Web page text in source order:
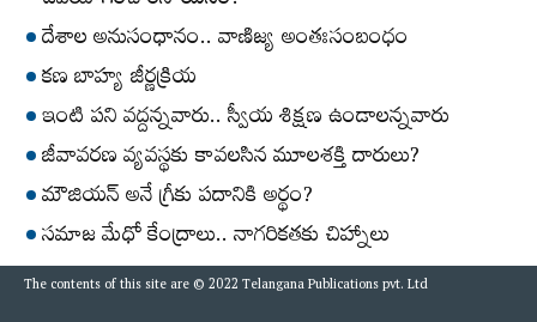
దేశాల అనుసంధానం.. వాణిజ్య అంతఃసంబంధం
కణ బాహ్య జీర్ణక్రియ
ఇంటి పని వద్దన్నవారు.. స్వీయ శిక్షణ ఉండాలన్నవారు
జీవావరణ వ్యవస్థకు కావలసిన మూలశక్తి దారులు?
మౌజియన్‌ అనే గ్రీకు పదానికి అర్థం?
సమాజ మేధో కేంద్రాలు.. నాగరికతకు చిహ్నాలు
The contents of this site are © 2022 Telangana Publications pvt. Ltd